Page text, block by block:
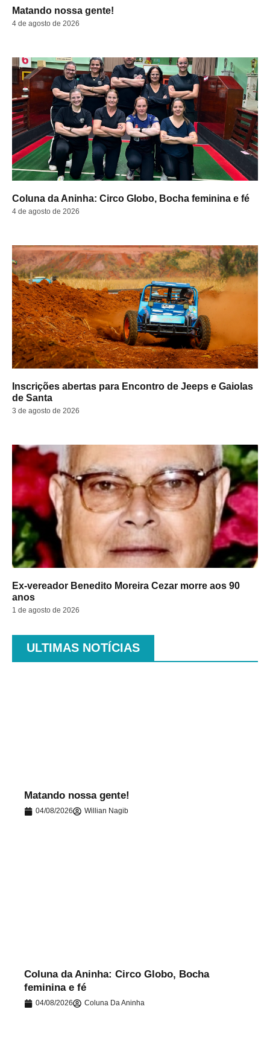
Matando nossa gente!
4 de agosto de 2026
Coluna da Aninha: Circo Globo, Bocha feminina e fé
4 de agosto de 2026
Inscrições abertas para Encontro de Jeeps e Gaiolas
de Santa
3 de agosto de 2026
Ex-vereador Benedito Moreira Cezar morre aos 90
anos
1 de agosto de 2026
ULTIMAS NOTÍCIAS
Matando nossa gente!
04/08/2026 Willian Nagib
Coluna da Aninha: Circo Globo, Bocha
feminina e fé
04/08/2026 Coluna Da Aninha